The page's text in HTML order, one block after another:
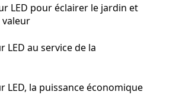
LED pour éclairer le jardin et
LED au service de la
LED, la puissance économique